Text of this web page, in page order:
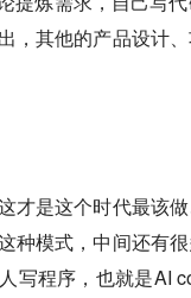
，其他的产品设计
才是这个时代最该
种模式，中间还有
写程序，也就是AI